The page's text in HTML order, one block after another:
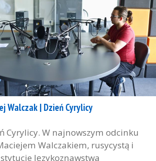
Walczak | Dzień Cyrylicy
Cyrylicy. W najnowszym odcinku
Walczakiem, rusycystą i
Językoznawstwa